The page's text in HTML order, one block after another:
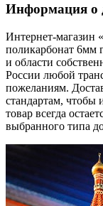
Информация о
Интернет-магазин
поликарбонат 6мм
и области
России любой
пожеланиям.
стандартам, чтобы
товар всегда
выбранного типа